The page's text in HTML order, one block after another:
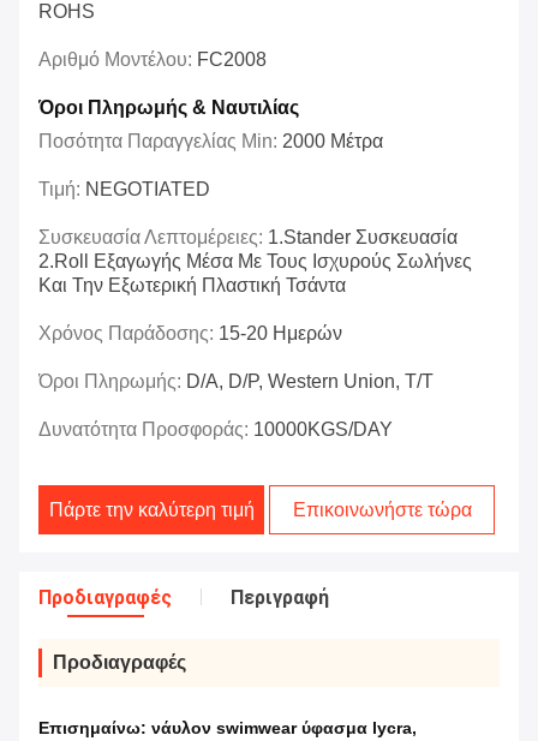
ROHS
Αριθμό Μοντέλου: FC2008
Όροι Πληρωμής & Ναυτιλίας
Ποσότητα Παραγγελίας Min: 2000 Μέτρα
Τιμή: NEGOTIATED
Συσκευασία Λεπτομέρειες: 1.stander Συσκευασία
2.roll Εξαγωγής Μέσα Με Τους Ισχυρούς Σωλήνες
Και Την Εξωτερική Πλαστική Τσάντα
Χρόνος Παράδοσης: 15-20 Ημερών
Όροι Πληρωμής: D/A, D/P, Western Union, T/T
Δυνατότητα Προσφοράς: 10000KGS/DAY
Πάρτε την καλύτερη τιμή Επικοινωνήστε τώρα
Προδιαγραφές Περιγραφή
Προδιαγραφές
Επισημαίνω: νάυλον swimwear ύφασμα lycra,